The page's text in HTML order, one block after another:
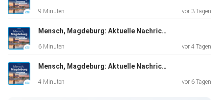
9 Minuten vor 3 Tagen
Mensch, Magdeburg: Aktuelle Nachrichten vom 03.08.2026, erstellt mit KI-Unterstützung
6 Minuten vor 4 Tagen
Mensch, Magdeburg: Aktuelle Nachrichten vom 01.08.2026, erstellt mit KI-Unterstützung
4 Minuten vor 6 Tagen